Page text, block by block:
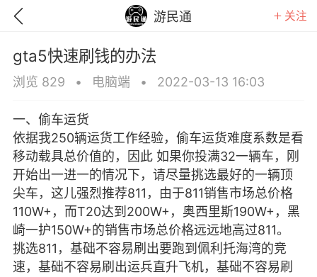
游民通 关注
GTA6 RDR2 逃离塔科夫
gta5快速刷钱的办法
浏览 829 • 电脑端 • 2022-03-13 16:03
一、偷车运货
依据我250辆运货工作经验，偷车运货难度系数是看
移动载具总价值的，因此 如果你投满32一辆车，刚
开始出一进一的情况下，请尽量挑选最好的一辆顶
尖车，这儿强烈推荐811，由于811销售市场总价格
110W+，而T20达到200W+，奥西里斯190W+，黑
崎一护150W+的销售市场总价格远远地高过811。
挑选811，基础不容易刷出要跑到佩利托海湾的竞
速，基础不容易刷出运兵直升飞机，基础不容易刷